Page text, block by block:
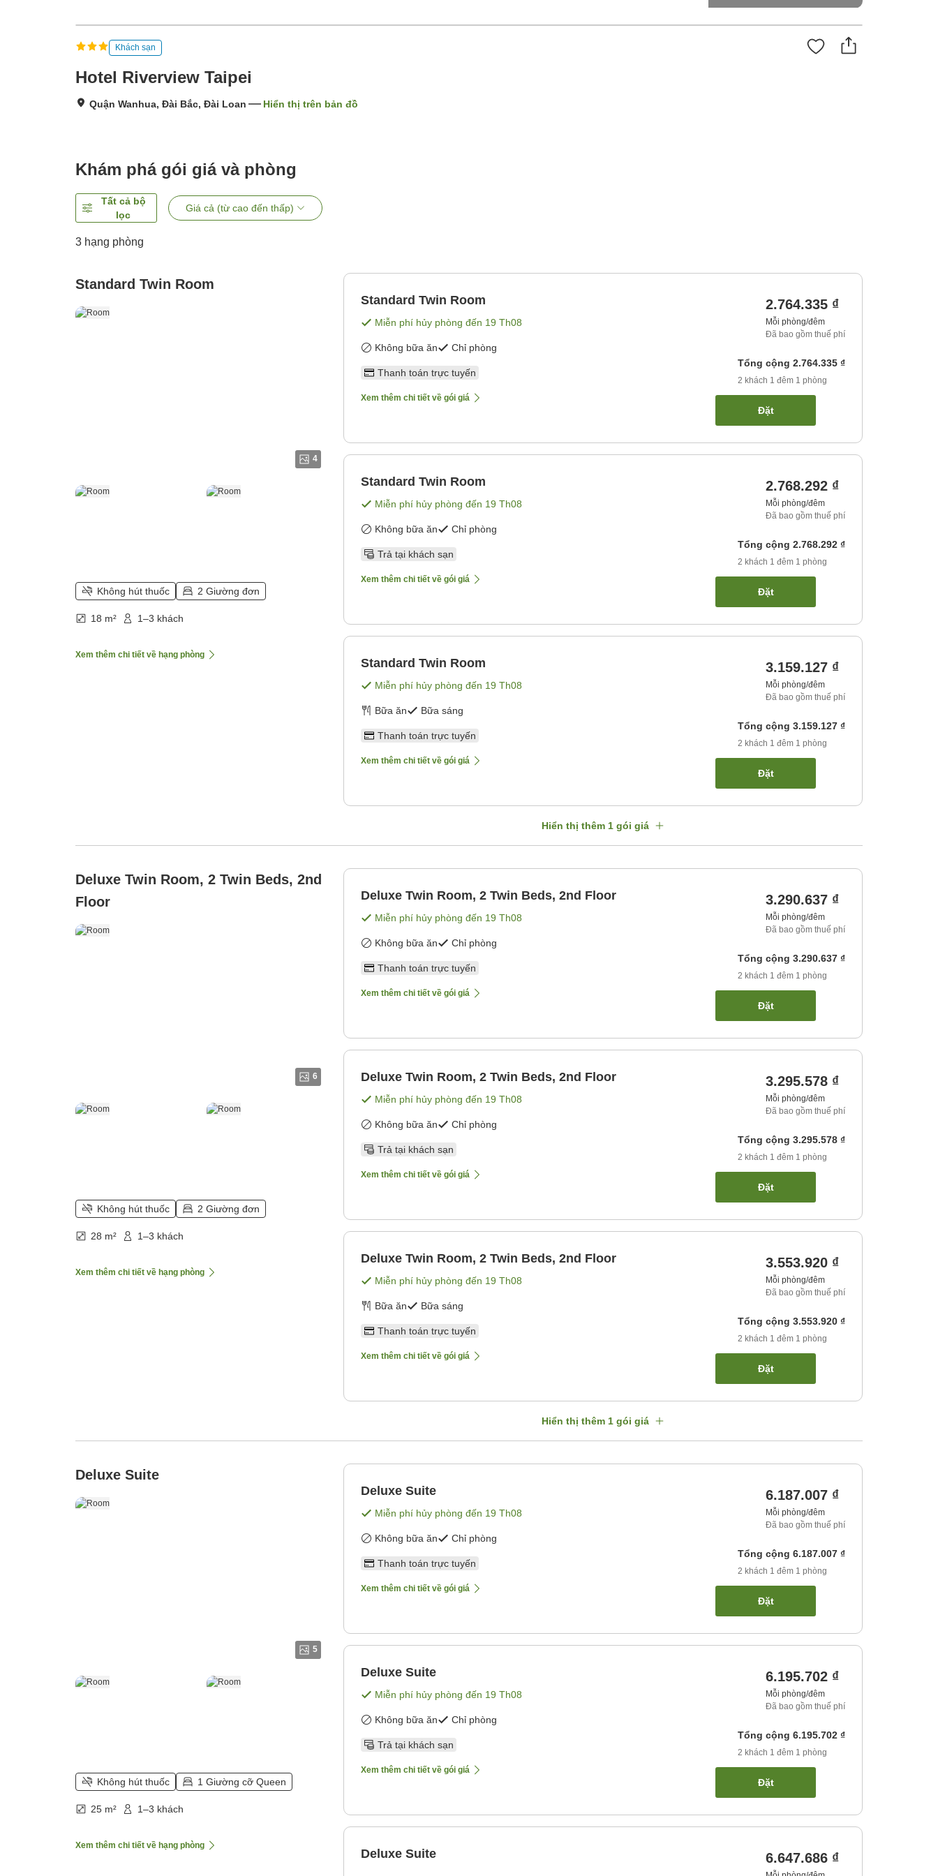
Khách sạn
Hotel Riverview Taipei
Quận Wanhua, Đài Bắc, Đài Loan Hiển thị trên bản đồ
Khám phá gói giá và phòng
Tất cả bộ
lọc
Giá cả (từ cao đến thấp)
3 hạng phòng
Standard Twin Room
4
Không hút thuốc 2 Giường đơn
18 m² 1–3 khách
Xem thêm chi tiết về hạng phòng
Standard Twin Room
Miễn phí hủy phòng đến 19 Th08
Không bữa ăn Chỉ phòng
Thanh toán trực tuyến
Xem thêm chi tiết về gói giá
2.764.335 ₫
Mỗi phòng/đêm
Đã bao gồm thuế phí
Tổng cộng 2.764.335 ₫
2 khách 1 đêm 1 phòng
Đặt
Standard Twin Room
Miễn phí hủy phòng đến 19 Th08
Không bữa ăn Chỉ phòng
Trả tại khách sạn
Xem thêm chi tiết về gói giá
2.768.292 ₫
Mỗi phòng/đêm
Đã bao gồm thuế phí
Tổng cộng 2.768.292 ₫
2 khách 1 đêm 1 phòng
Đặt
Standard Twin Room
Miễn phí hủy phòng đến 19 Th08
Bữa ăn Bữa sáng
Thanh toán trực tuyến
Xem thêm chi tiết về gói giá
3.159.127 ₫
Mỗi phòng/đêm
Đã bao gồm thuế phí
Tổng cộng 3.159.127 ₫
2 khách 1 đêm 1 phòng
Đặt
Hiển thị thêm 1 gói giá
Deluxe Twin Room, 2 Twin Beds, 2nd
Floor
6
Không hút thuốc 2 Giường đơn
28 m² 1–3 khách
Xem thêm chi tiết về hạng phòng
Deluxe Twin Room, 2 Twin Beds, 2nd Floor
Miễn phí hủy phòng đến 19 Th08
Không bữa ăn Chỉ phòng
Thanh toán trực tuyến
Xem thêm chi tiết về gói giá
3.290.637 ₫
Mỗi phòng/đêm
Đã bao gồm thuế phí
Tổng cộng 3.290.637 ₫
2 khách 1 đêm 1 phòng
Đặt
Deluxe Twin Room, 2 Twin Beds, 2nd Floor
Miễn phí hủy phòng đến 19 Th08
Không bữa ăn Chỉ phòng
Trả tại khách sạn
Xem thêm chi tiết về gói giá
3.295.578 ₫
Mỗi phòng/đêm
Đã bao gồm thuế phí
Tổng cộng 3.295.578 ₫
2 khách 1 đêm 1 phòng
Đặt
Deluxe Twin Room, 2 Twin Beds, 2nd Floor
Miễn phí hủy phòng đến 19 Th08
Bữa ăn Bữa sáng
Thanh toán trực tuyến
Xem thêm chi tiết về gói giá
3.553.920 ₫
Mỗi phòng/đêm
Đã bao gồm thuế phí
Tổng cộng 3.553.920 ₫
2 khách 1 đêm 1 phòng
Đặt
Hiển thị thêm 1 gói giá
Deluxe Suite
5
Không hút thuốc 1 Giường cỡ Queen
25 m² 1–3 khách
Xem thêm chi tiết về hạng phòng
Deluxe Suite
Miễn phí hủy phòng đến 19 Th08
Không bữa ăn Chỉ phòng
Thanh toán trực tuyến
Xem thêm chi tiết về gói giá
6.187.007 ₫
Mỗi phòng/đêm
Đã bao gồm thuế phí
Tổng cộng 6.187.007 ₫
2 khách 1 đêm 1 phòng
Đặt
Deluxe Suite
Miễn phí hủy phòng đến 19 Th08
Không bữa ăn Chỉ phòng
Trả tại khách sạn
Xem thêm chi tiết về gói giá
6.195.702 ₫
Mỗi phòng/đêm
Đã bao gồm thuế phí
Tổng cộng 6.195.702 ₫
2 khách 1 đêm 1 phòng
Đặt
Deluxe Suite 6.647.686 ₫